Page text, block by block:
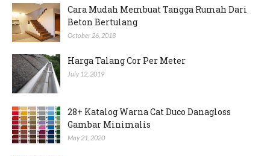
Cara Mudah Membuat Tangga Rumah Dari
Beton Bertulang
October 26, 2018
Harga Talang Cor Per Meter
July 12, 2019
28+ Katalog Warna Cat Duco Danagloss
Gambar Minimalis
May 21, 2020